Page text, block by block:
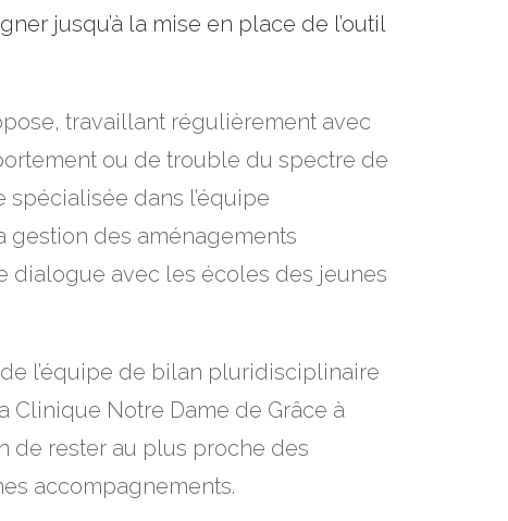
jusqu’à la mise en place de l’outil
travaillant régulièrement avec
ou de trouble du spectre de
spécialisée dans l’équipe
gestion des aménagements
dialogue avec les écoles des jeunes
l’équipe de bilan pluridisciplinaire
Notre Dame de Grâce à
de rester au plus proche des
accompagnements.